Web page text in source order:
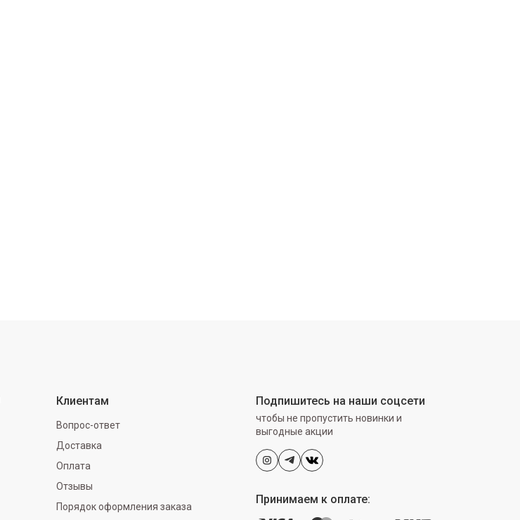
Клиентам
Вопрос-ответ
Доставка
Оплата
Отзывы
Порядок оформления заказа
Подпишитесь на наши соцсети
чтобы не пропустить новинки и
выгодные акции
Принимаем к оплате: